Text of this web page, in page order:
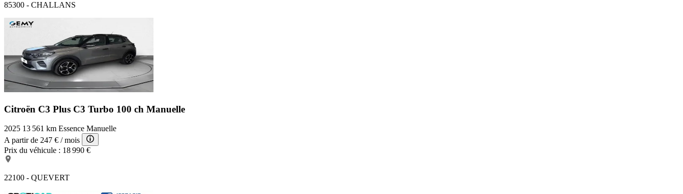
85300 - CHALLANS
Citroën C3 Plus C3 Turbo 100 ch Manuelle
2025 13 561 km Essence Manuelle
A partir de 247 € / mois
Prix du véhicule : 18 990 €
22100 - QUEVERT